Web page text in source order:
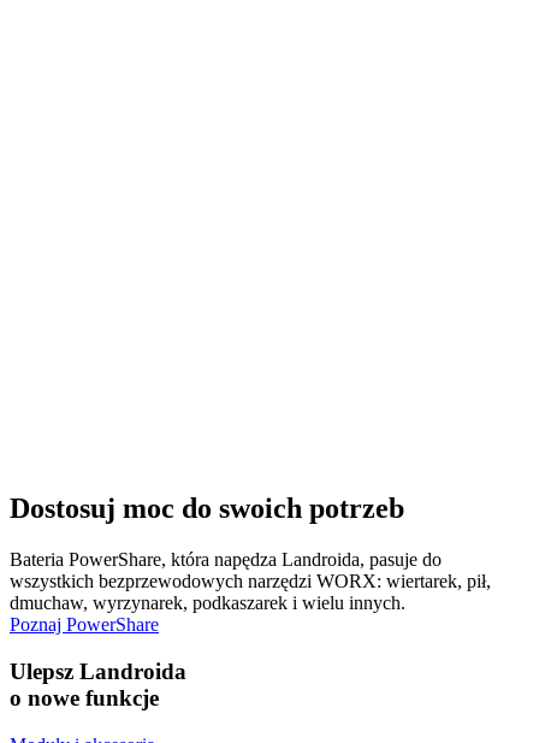
Dostosuj moc do swoich potrzeb
Bateria PowerShare, która napędza Landroida, pasuje do
wszystkich bezprzewodowych narzędzi WORX: wiertarek, pił,
dmuchaw, wyrzynarek, podkaszarek i wielu innych.
Poznaj PowerShare
Ulepsz Landroida
o nowe funkcje